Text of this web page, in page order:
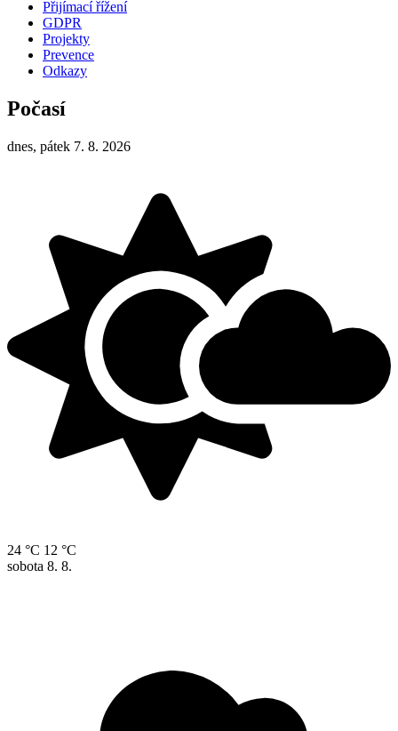
Přijímací řížení
GDPR
Projekty
Prevence
Odkazy
Počasí
dnes, pátek 7. 8. 2026
24 °C 12 °C
sobota 8. 8.